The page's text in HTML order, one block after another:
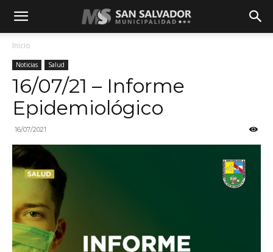
Inicio
Noticias Salud
16/07/21 – Informe
Epidemiológico
16/07/2021